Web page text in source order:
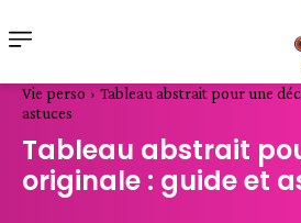
Vie perso
Tableau abstrait pour une
astuces
Tableau abstrait
originale : guide et